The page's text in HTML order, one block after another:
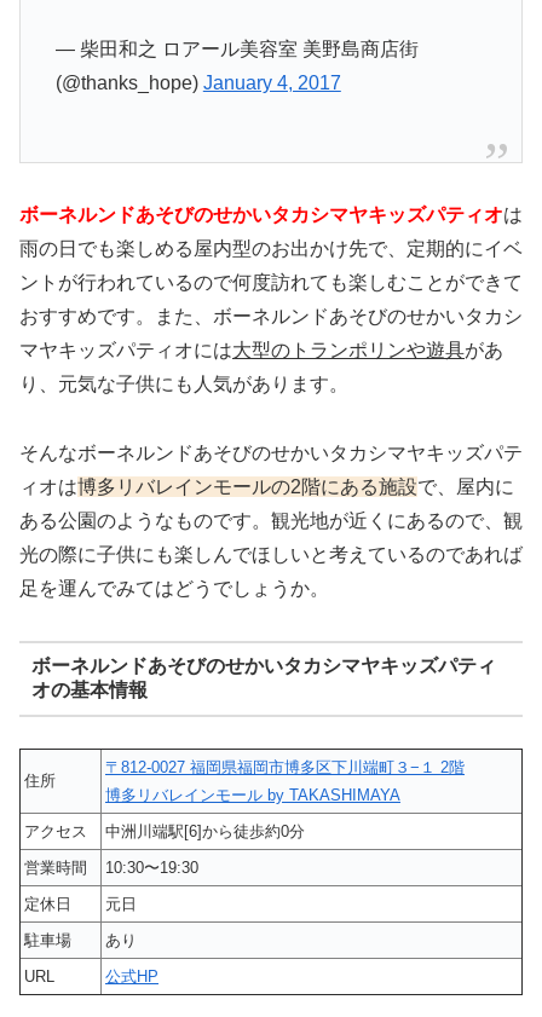
— 柴田和之 ロアール美容室 美野島商店街
(@thanks_hope) January 4, 2017
ボーネルンドあそびのせかいタカシマヤキッズパティオは
雨の日でも楽しめる屋内型のお出かけ先で、定期的にイベ
ントが行われているので何度訪れても楽しむことができて
おすすめです。また、ボーネルンドあそびのせかいタカシ
マヤキッズパティオには大型のトランポリンや遊具があ
り、元気な子供にも人気があります。
そんなボーネルンドあそびのせかいタカシマヤキッズパテ
ィオは博多リバレインモールの2階にある施設で、屋内に
ある公園のようなものです。観光地が近くにあるので、観
光の際に子供にも楽しんでほしいと考えているのであれば
足を運んでみてはどうでしょうか。
ボーネルンドあそびのせかいタカシマヤキッズパティ
オの基本情報
住所
〒812-0027 福岡県福岡市博多区下川端町３−１ 2階
博多リバレインモール by TAKASHIMAYA
アクセス
中洲川端駅[6]から徒歩約0分
営業時間
10:30〜19:30
定休日
元日
駐車場
あり
URL
公式HP